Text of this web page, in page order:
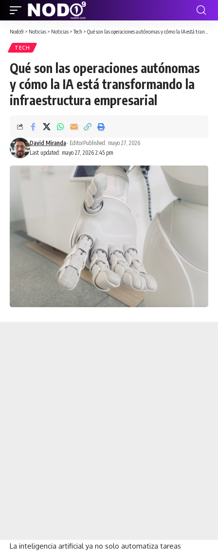
Nodo9 > Noticias > Noticias >Tech > Qué son las operaciones autónomas y cómo la IA está transformando la infraestructura empresarial
TECH
Qué son las operaciones autónomas
y cómo la IA está transformando la
infraestructura empresarial
Last updated: mayo 27, 2026 2:45 pm
David Miranda- EditorPublished: mayo 27, 2026
La inteligencia artificial ya no solo automatiza tareas